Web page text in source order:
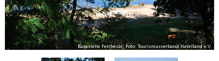
Badestelle Ferchesar, Foto: Tourismusverband Havelland e.V.